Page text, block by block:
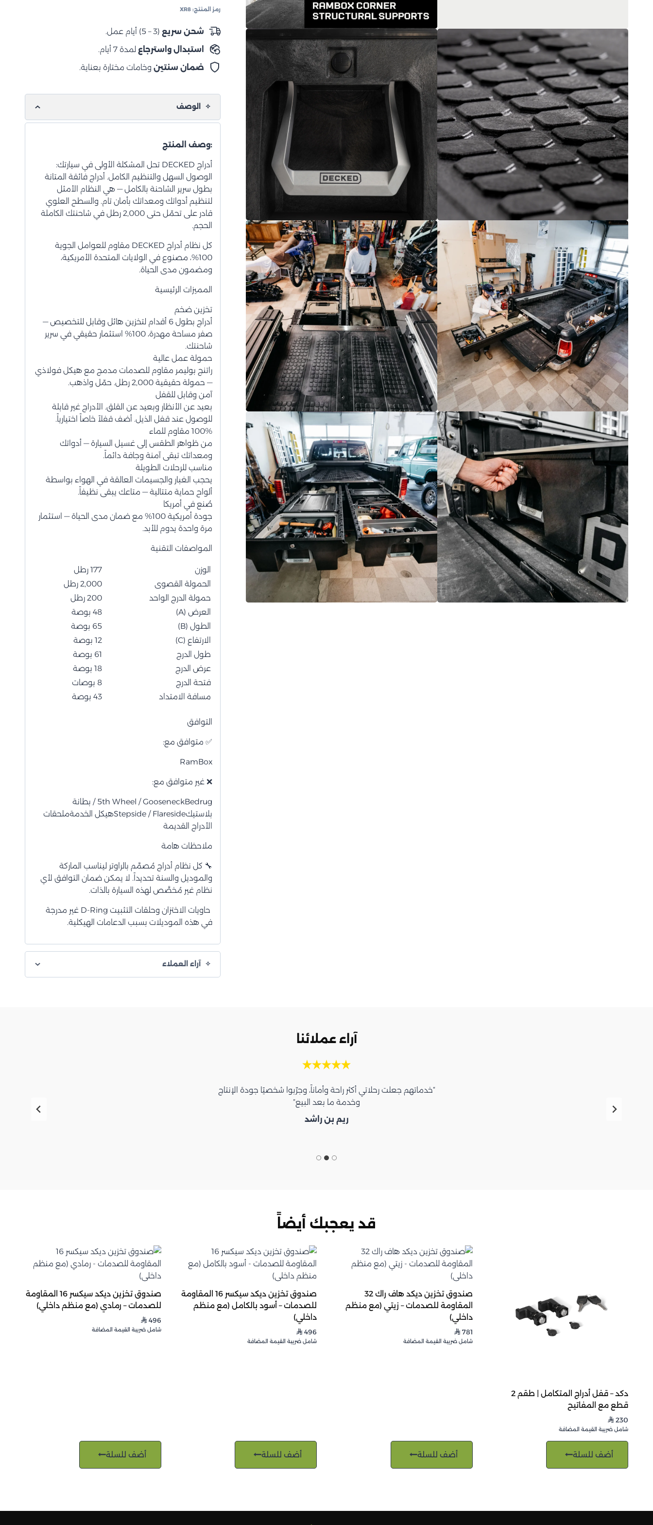
للحوض
رام
بوكس1500
+2019
("5.7)
رمز المنتج: XR8
شحن سريع (3 – 5) أيام عمل.
استبدال واسترجاع لمدة 7 أيام.
ضمان سنتينوخامات مختارة بعناية.
الوصف
:وصف المنتج
أدراج DECKED تحل المشكلة الأولى في سيارتك:
الوصول السهل والتنظيم الكامل. أدراج فائقة المتانة
بطول سرير الشاحنة بالكامل — هي النظام الأمثل
لتنظيم أدواتك ومعداتك بأمان تام. والسطح العلوي
قادر على تحمّل حتى 2,000 رطل في شاحنتك الكاملة
الحجم.
كل نظام أدراج DECKED مقاوم للعوامل الجوية
100%، مصنوع في الولايات المتحدة الأمريكية،
ومضمون مدى الحياة.
المميزات الرئيسية
تخزين ضخم
أدراج بطول 6 أقدام لتخزين هائل وقابل للتخصيص —
صفر مساحة مهدرة، 100% استثمار حقيقي في سرير
شاحنتك.
حمولة عمل عالية
راتنج بوليمر مقاوم للصدمات مدمج مع هيكل فولاذي
— حمولة حقيقية 2,000 رطل. حمّل واذهب.
آمن وقابل للقفل
بعيد عن الأنظار وبعيد عن القلق. الأدراج غير قابلة
للوصول عند قفل الذيل. أضف قفلاً خاصاً اختيارياً.
100% مقاوم للماء
من ظواهر الطقس إلى غسيل السيارة — أدواتك
ومعداتك تبقى آمنة وجافة دائماً.
مناسب للرحلات الطويلة
يحجب الغبار والجسيمات العالقة في الهواء بواسطة
ألواح حماية متتالية — متاعك يبقى نظيفاً.
صُنع في أمريكا
جودة أمريكية 100% مع ضمان مدى الحياة — استثمار
مرة واحدة يدوم للأبد.
المواصفات التقنية
الوزن
177 رطل
الحمولة القصوى
2,000 رطل
حمولة الدرج الواحد
200 رطل
العرض (A)
48 بوصة
الطول (B)
65 بوصة
الارتفاع (C)
12 بوصة
طول الدرج
61 بوصة
عرض الدرج
18 بوصة
فتحة الدرج
8 بوصات
مسافة الامتداد
43 بوصة
التوافق
✅ متوافق مع:
RamBox
❌ غير متوافق مع:
5th Wheel / Gooseneck Bedrug / بطانة
بلاستيكStepside / Flaresideهيكل الخدمةملحقات
الأدراج القديمة
ملاحظات هامة
🔧 كل نظام أدراج مُصمَّم بالراوتر ليناسب الماركة
والموديل والسنة تحديداً. لا يمكن ضمان التوافق لأي
نظام غير مُخصَّص لهذه السيارة بالذات.
حاويات الاختزان وحلقات التثبيت D-Ring غير مدرجة
في هذه الموديلات بسبب الدعامات الهيكلية.
آراء العملاء
آراء عملائنا
“اشكركم على المظلة جداً رائعة”
Ibrahim Saeed
قد يعجبك أيضاً
دكد – قفل أدراج المتكامل | طقم 2
قطع مع المفاتيح
⃁230
شامل ضريبة القيمة المضافة
أضف للسلة
صندوق تخزين ديكد هاف راك 32
المقاومة للصدمات – زيتي (مع منظم
داخلي)
⃁781
شامل ضريبة القيمة المضافة
أضف للسلة
صندوق تخزين ديكد سيكسر 16 المقاومة
للصدمات – أسود بالكامل (مع منظم
داخلي)
⃁496
شامل ضريبة القيمة المضافة
أضف للسلة
صندوق تخزين ديكد سيكسر 16 المقاومة
للصدمات – رمادي (مع منظم داخلي)
⃁496
شامل ضريبة القيمة المضافة
أضف للسلة